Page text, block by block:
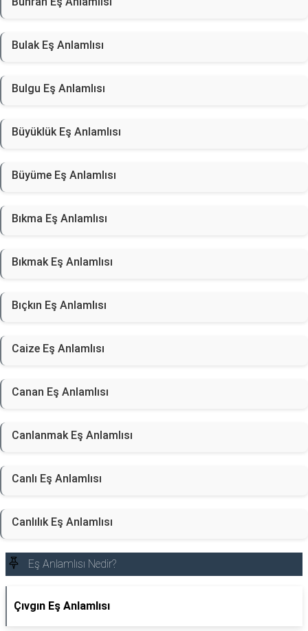
Bulak Eş Anlamlısı
Bulgu Eş Anlamlısı
Büyüklük Eş Anlamlısı
Büyüme Eş Anlamlısı
Bıkma Eş Anlamlısı
Bıkmak Eş Anlamlısı
Bıçkın Eş Anlamlısı
Caize Eş Anlamlısı
Canan Eş Anlamlısı
Canlanmak Eş Anlamlısı
Canlı Eş Anlamlısı
Canlılık Eş Anlamlısı
Eş Anlamlısı Nedir?
Çıvgın Eş Anlamlısı